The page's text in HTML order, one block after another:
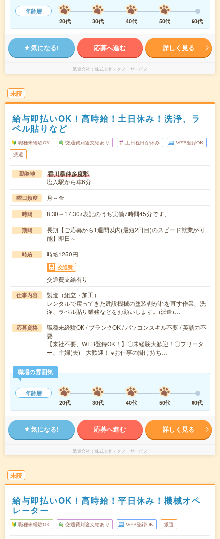
年齢層
20代
30代 40代 50代 60代
気になる! 応募へ進む 詳しく見る
派遣会社 株式会社テクノ・サービス
未読
給与即払いOK！高時給！土日休み！洗浄、ラ
ベル貼りなど
職種未経験OK 交通費別途支給あり 土日祝日が休み WEB登録OK
派遣
勤務地 香川県仲多度郡
塩入駅から車6分
曜日頻度 月～金
時間 8:30～17:30※表記のうち実働7時間45分です。
期間
長期【ご応募から1週間以内(最短2日目)のスピード就業が可
能】即日～
時給 時給1250円
交通費
交通費支給有り
仕事内容
製造（組立・加工）
レンタルで戻ってきた建設機械の塗装剥がれを直す作業、洗
浄、ラベル貼り業務などをお願いします。(派遣)…
応募資格
職種未経験OK / ブランクOK / パソコンスキル不要 / 英語力不
要
【来社不要、WEB登録OK！】〇未経験大歓迎！〇フリータ
ー、主婦(夫) 大歓迎！ ※お仕事の掛け持ち…
職場の雰囲気
年齢層
20代
30代 40代 50代 60代
気になる! 応募へ進む 詳しく見る
派遣会社 株式会社テクノ・サービス
未読
給与即払いOK！高時給！平日休み！機械オペ
レーター
職種未経験OK 交通費別途支給あり WEB登録OK 派遣